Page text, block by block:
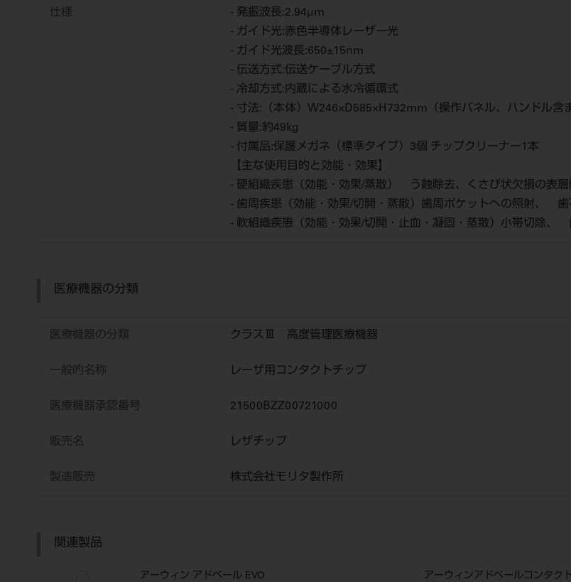
仕様
- 発振波長:2.94μm
- ガイド光:赤色半導体レーザー光
- ガイド光波長:650±15nm
- 伝送方式:伝送ケーブル方式
- 冷却方式:内蔵による水冷循環式
- 寸法:（本体）W246×D585×H732mm（操作パネル、ハンドル含
- 質量:約49kg
- 付属品:保護メガネ（標準タイプ）3個 チップクリーナー1本
【主な使用目的と効能・効果】
- 硬組織疾患（効能・効果/蒸散） う蝕除去、くさび状欠損の表層
- 歯周疾患（効能・効果/切開・蒸散）歯周ポケットへの照射、
- 軟組織疾患（効能・効果/切開・止血・凝固・蒸散）小帯切除、
医療機器の分類
医療機器の分類 クラスⅢ 高度管理医療機器
一般的名称 レーザ用コンタクトチップ
医療機器承認番号 21500BZZ00721000
販売名 レザチップ
製造販売 株式会社モリタ製作所
関連製品
アーウィン アドベール EVO
アーウィンアドベールコンタク